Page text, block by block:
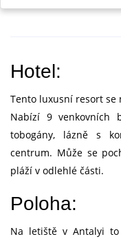
Hotel:
Tento luxusní resort se
Nabízí 9 venkovních
tobogány, lázně s
centrum. Může se
pláží v odlehlé části.
Poloha:
Na letiště v Antalyi